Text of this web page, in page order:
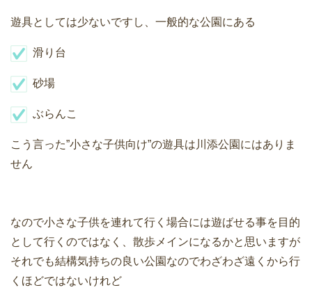
遊具としては少ないですし、一般的な公園にある
滑り台
砂場
ぶらんこ
こう言った”小さな子供向け”の遊具は川添公園にはありま
せん
なので小さな子供を連れて行く場合には遊ばせる事を目的
として行くのではなく、散歩メインになるかと思いますが
それでも結構気持ちの良い公園なのでわざわざ遠くから行
くほどではないけれど